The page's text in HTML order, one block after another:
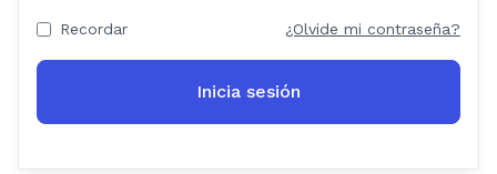
Recordar ¿Olvide mi contraseña?